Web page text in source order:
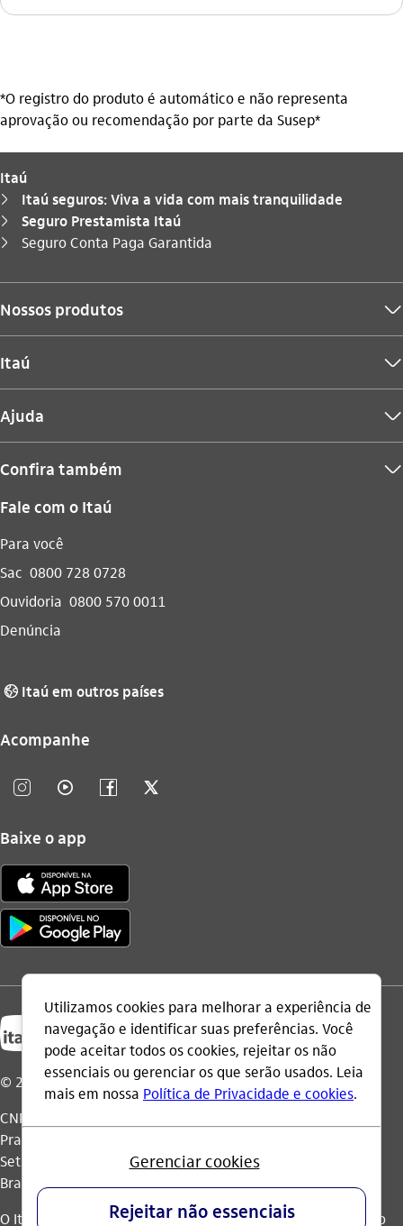
*O registro do produto é automático e não representa
aprovação ou recomendação por parte da Susep*
Itaú
seta_direita Itaú seguros: Viva a vida com mais tranquilidade
seta_direita Seguro Prestamista Itaú
seta_direita
Você está aqui:
Seguro Conta Paga Garantida
Nossos produtos seta_baixo
Itaú seta_baixo
Ajuda seta_baixo
Confira também seta_baixo
Fale com o Itaú
Para você
Sac 0800 728 0728
Ouvidoria 0800 570 0011
Denúncia
globo_outline Itaú em outros países
Acompanhe
instagram_outline video_outline facebook_outline twitter_outline
Baixe o app
© 2026 Itaú Unibanco Holding S.A.
CNPJ: 60.872.504/0001-23
Praça Alfredo Egydio de Souza Aranha, 100, Torre Olavo
Setubal, Parque Jabaquara - CEP 04344-902 - São Paulo -
Brasil.
O Itaú Unibanco Holding S.A. é integrante do Conglomerado